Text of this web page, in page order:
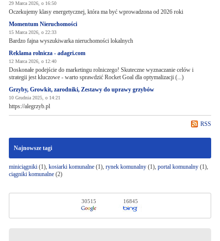
29 Marca 2026, o 16:50
Oczekujemy klasy energetycznej, która ma być wprowadzona od 2026 roki
Momentum Nieruchomości
15 Marca 2026, o 22:33
Bardzo fajna wyszukiwarka nieruchomości lokalnych
Reklama rolnicza - adagri.com
12 Marca 2026, o 12:40
Doskonałe podejście do marketingu rolniczego! Skuteczne wyznaczanie celów i
strategii jest kluczowe - warto sprawdzić Rocket Goal dla optymalizacji (...)
Grzyby, Growkit, zarodniki, Zestawy do uprawy grzybów
10 Grudnia 2025, o 14:21
https://alegrzyb.pl
RSS
Najnowsze tagi
miniciągniki(1), kosiarki komunalne(1), rynek komunalny(1), portal komunalny(1),
ciągniki komunalne(2)
30515 16845